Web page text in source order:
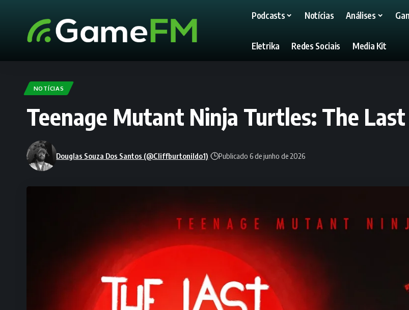
Podcasts Notícias Análises
Eletrika Redes Sociais Media Kit
NOTÍCIAS
Teenage Mutant Ninja Turtles: The
Douglas Souza Dos Santos (@Cliffburtonildo1) Publicado 6 de junho de 2026